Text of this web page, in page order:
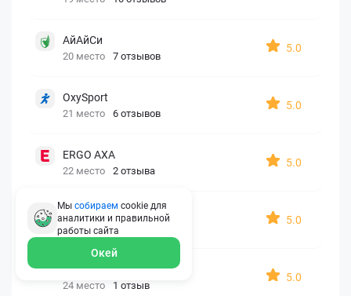
АйАйСи
20 место 7 отзывов
5.0
OxySport
21 место 6 отзывов
5.0
ERGO AXA
22 место 2 отзыва
5.0
Oxy Travel Premium
23 место 1 отзыв
5.0
УралСиб
24 место 1 отзыв
5.0
Мы собираем cookie для
аналитики и правильной
работы сайта
Окей